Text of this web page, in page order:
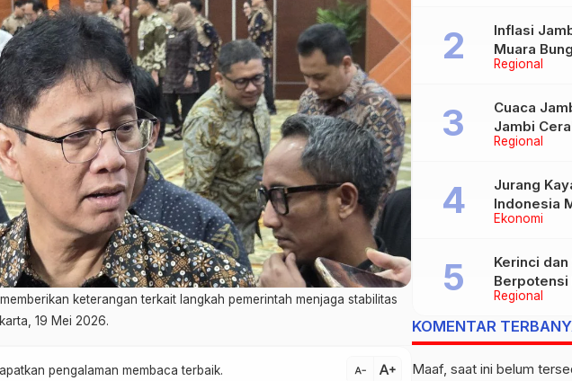
keterangan terkait langkah pemerintah menjaga stabilitas
19 Mei 2026.
pengalaman membaca terbaik. text_decrease text_increase
Regional
Inflasi
Muara
Tinggi
Regional
Cuaca
Jambi
Derajat
Ekonomi
Jurang
Indonesia
Gini Naik
Regional
Kerinci dan
Berpotensi
Jambi
KOMENTAR
Maaf, saat ini belum